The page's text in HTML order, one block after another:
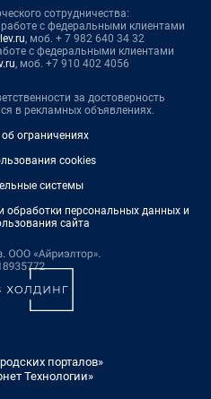
сотрудничества:
с федеральными клиентами
, моб. + 7 982 640 34 32
с федеральными клиентами
, моб. +7 910 402 4056
за достоверность
в рекламных объявлениях.
ограничениях
cookies
системы
обработки персональных данных и
сайта
порталов»
Технологии»